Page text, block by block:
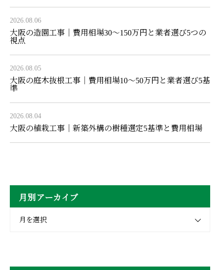
2026.08.06
大阪の造園工事｜費用相場30〜150万円と業者選び5つの
視点
2026.08.05
大阪の庭木抜根工事｜費用相場10〜50万円と業者選び5基
準
2026.08.04
大阪の植栽工事｜新築外構の樹種選定5基準と費用相場
月別アーカイブ
月を選択